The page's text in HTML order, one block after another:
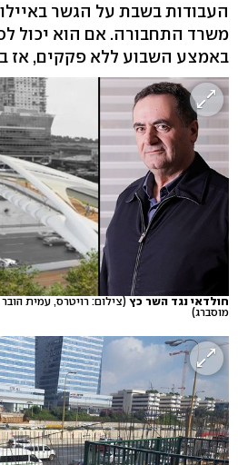
העבודות בשבת על הגשר
משרד התחבורה. אם הוא יכול
באמצע השבוע ללא פקקים, אז
חולדאי נגד השר כץ (צילום: רויטרס, עמית
מוסברג)